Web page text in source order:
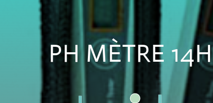
PH MÈTRE 14H